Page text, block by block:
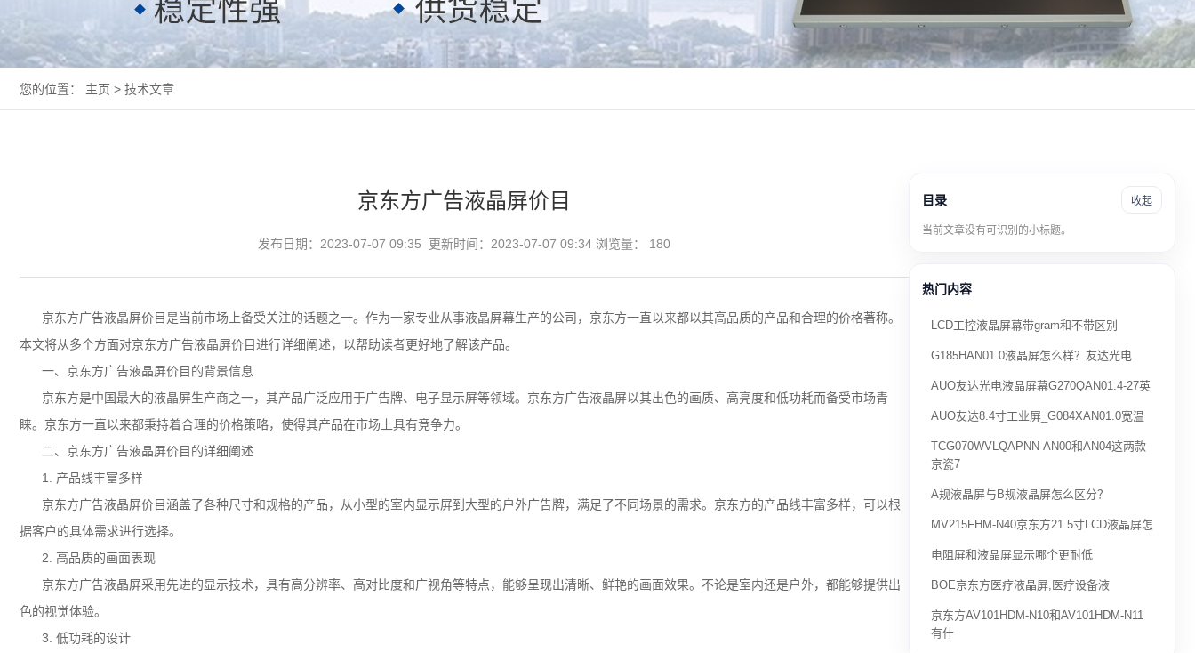
您的位置： 主页 > 技术文章
京东方广告液晶屏价目
发布日期：2023-07-07 09:35 更新时间：2023-07-07 09:34 浏览量： 180
京东方广告液晶屏价目是当前市场上备受关注的话题之一。作为一家专业从事液晶屏幕生产的公司，京东方一直以来都以其高品质的产品和合理的价格著称。
本文将从多个方面对京东方广告液晶屏价目进行详细阐述，以帮助读者更好地了解该产品。
一、京东方广告液晶屏价目的背景信息
京东方是中国最大的液晶屏生产商之一，其产品广泛应用于广告牌、电子显示屏等领域。京东方广告液晶屏以其出色的画质、高亮度和低功耗而备受市场青
睐。京东方一直以来都秉持着合理的价格策略，使得其产品在市场上具有竞争力。
二、京东方广告液晶屏价目的详细阐述
1. 产品线丰富多样
京东方广告液晶屏价目涵盖了各种尺寸和规格的产品，从小型的室内显示屏到大型的户外广告牌，满足了不同场景的需求。京东方的产品线丰富多样，可以根
据客户的具体需求进行选择。
2. 高品质的画面表现
京东方广告液晶屏采用先进的显示技术，具有高分辨率、高对比度和广视角等特点，能够呈现出清晰、鲜艳的画面效果。不论是室内还是户外，都能够提供出
色的视觉体验。
3. 低功耗的设计
目录 收起
当前文章没有可识别的小标题。
热门内容
LCD工控液晶屏幕带gram和不带区别
G185HAN01.0液晶屏怎么样？友达光电
AUO友达光电液晶屏幕G270QAN01.4-27英
AUO友达8.4寸工业屏_G084XAN01.0宽温
TCG070WVLQAPNN-AN00和AN04这两款
京瓷7
A规液晶屏与B规液晶屏怎么区分？
MV215FHM-N40京东方21.5寸LCD液晶屏怎
电阻屏和液晶屏显示哪个更耐低
BOE京东方医疗液晶屏,医疗设备液
京东方AV101HDM-N10和AV101HDM-N11
有什